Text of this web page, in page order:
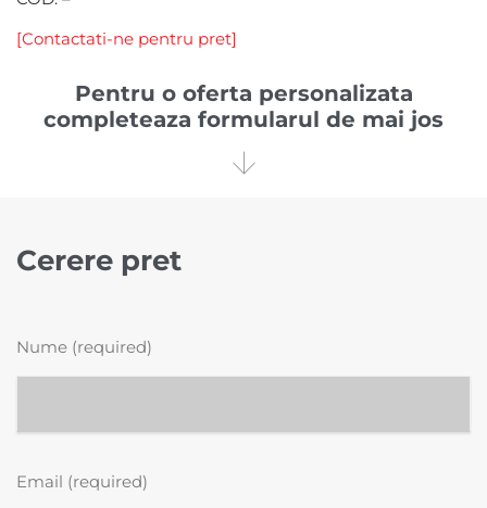
[Contactati-ne pentru pret]
Pentru o oferta personalizata
completeaza formularul de mai jos

Cerere pret
Nume (required)
Email (required)